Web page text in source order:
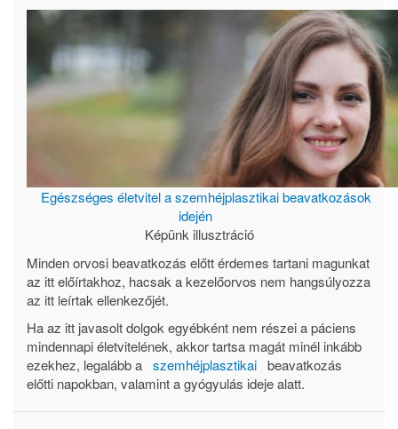
Egészséges életvitel a szemhéjplasztikai beavatkozások
idején
Képünk illusztráció
Minden orvosi beavatkozás előtt érdemes tartani magunkat
az itt előírtakhoz, hacsak a kezelőorvos nem hangsúlyozza
az itt leírtak ellenkezőjét.
Ha az itt javasolt dolgok egyébként nem részei a páciens
mindennapi életvitelének, akkor tartsa magát minél inkább
ezekhez, legalább a szemhéjplasztikai beavatkozás
előtti napokban, valamint a gyógyulás ideje alatt.